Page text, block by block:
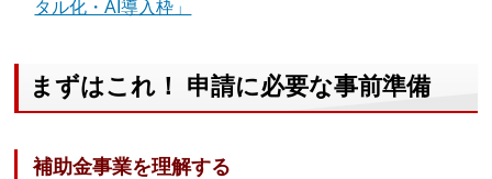
タル化・AI導入枠」
まずはこれ！ 申請に必要な事前準備
補助金事業を理解する